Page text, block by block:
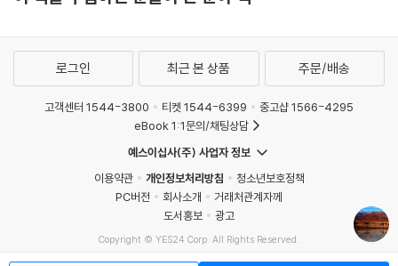
로그인 최근 본 상품 주문/배송
고객센터 1544-3800 티켓 1544-6399
중고샵 1566-4295
eBook 1:1문의/채팅상담
예스이십사(주) 사업자 정보
이용약관
개인정보처리방침
청소년보호정책
PC버전
회사소개
거래처관계자께
도서홍보
광고
Copyright © YES24 Corp. All Rights Reserved.